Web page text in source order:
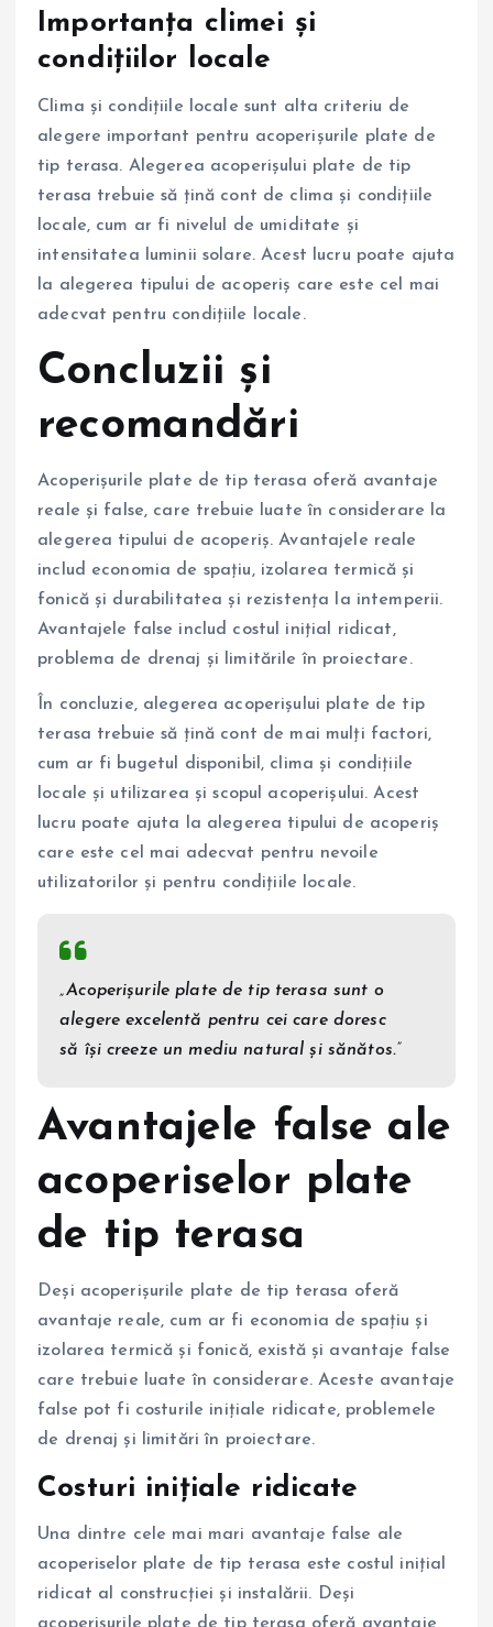
Importanța climei și
condițiilor locale
Clima și condițiile locale sunt alta criteriu de
alegere important pentru acoperișurile plate de
tip terasa. Alegerea acoperișului plate de tip
terasa trebuie să țină cont de clima și condițiile
locale, cum ar fi nivelul de umiditate și
intensitatea luminii solare. Acest lucru poate ajuta
la alegerea tipului de acoperiș care este cel mai
adecvat pentru condițiile locale.
Concluzii și
recomandări
Acoperișurile plate de tip terasa oferă avantaje
reale și false, care trebuie luate în considerare la
alegerea tipului de acoperiș. Avantajele reale
includ economia de spațiu, izolarea termică și
fonică și durabilitatea și rezistența la intemperii.
Avantajele false includ costul inițial ridicat,
problema de drenaj și limitările în proiectare.
În concluzie, alegerea acoperișului plate de tip
terasa trebuie să țină cont de mai mulți factori,
cum ar fi bugetul disponibil, clima și condițiile
locale și utilizarea și scopul acoperișului. Acest
lucru poate ajuta la alegerea tipului de acoperiș
care este cel mai adecvat pentru nevoile
utilizatorilor și pentru condițiile locale.
„Acoperișurile plate de tip terasa sunt o
alegere excelentă pentru cei care doresc
să își creeze un mediu natural și sănătos.”
Avantajele false ale
acoperiselor plate
de tip terasa
Deși acoperișurile plate de tip terasa oferă
avantaje reale, cum ar fi economia de spațiu și
izolarea termică și fonică, există și avantaje false
care trebuie luate în considerare. Aceste avantaje
false pot fi costurile inițiale ridicate, problemele
de drenaj și limitări în proiectare.
Costuri inițiale ridicate
Una dintre cele mai mari avantaje false ale
acoperiselor plate de tip terasa este costul inițial
ridicat al construcției și instalării. Deși